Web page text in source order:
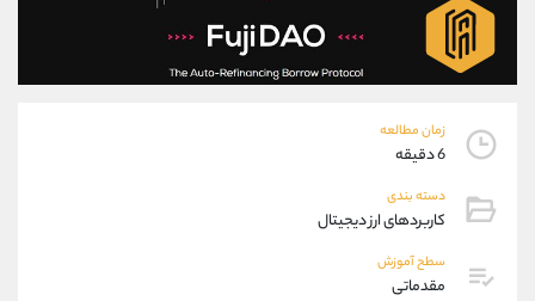
زمان مطالعه
6 دقیقه
دسته بندی
کاربردهای ارز دیجیتال
سطح آموزش
مقدماتی
09304891085
واتساپ
تلگرام @Armteam_admin_103
پشتیبان فروش
موبایل
واتساپ
داخلی